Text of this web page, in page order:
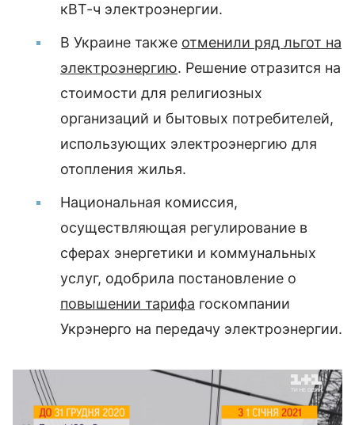
кВТ-ч электроэнергии.
В Украине также отменили ряд льгот на
электроэнергию. Решение отразится на
стоимости для религиозных
организаций и бытовых потребителей,
использующих электроэнергию для
отопления жилья.
Национальная комиссия,
осуществляющая регулирование в
сферах энергетики и коммунальных
услуг, одобрила постановление о
повышении тарифа госкомпании
Укрэнерго на передачу электроэнергии.